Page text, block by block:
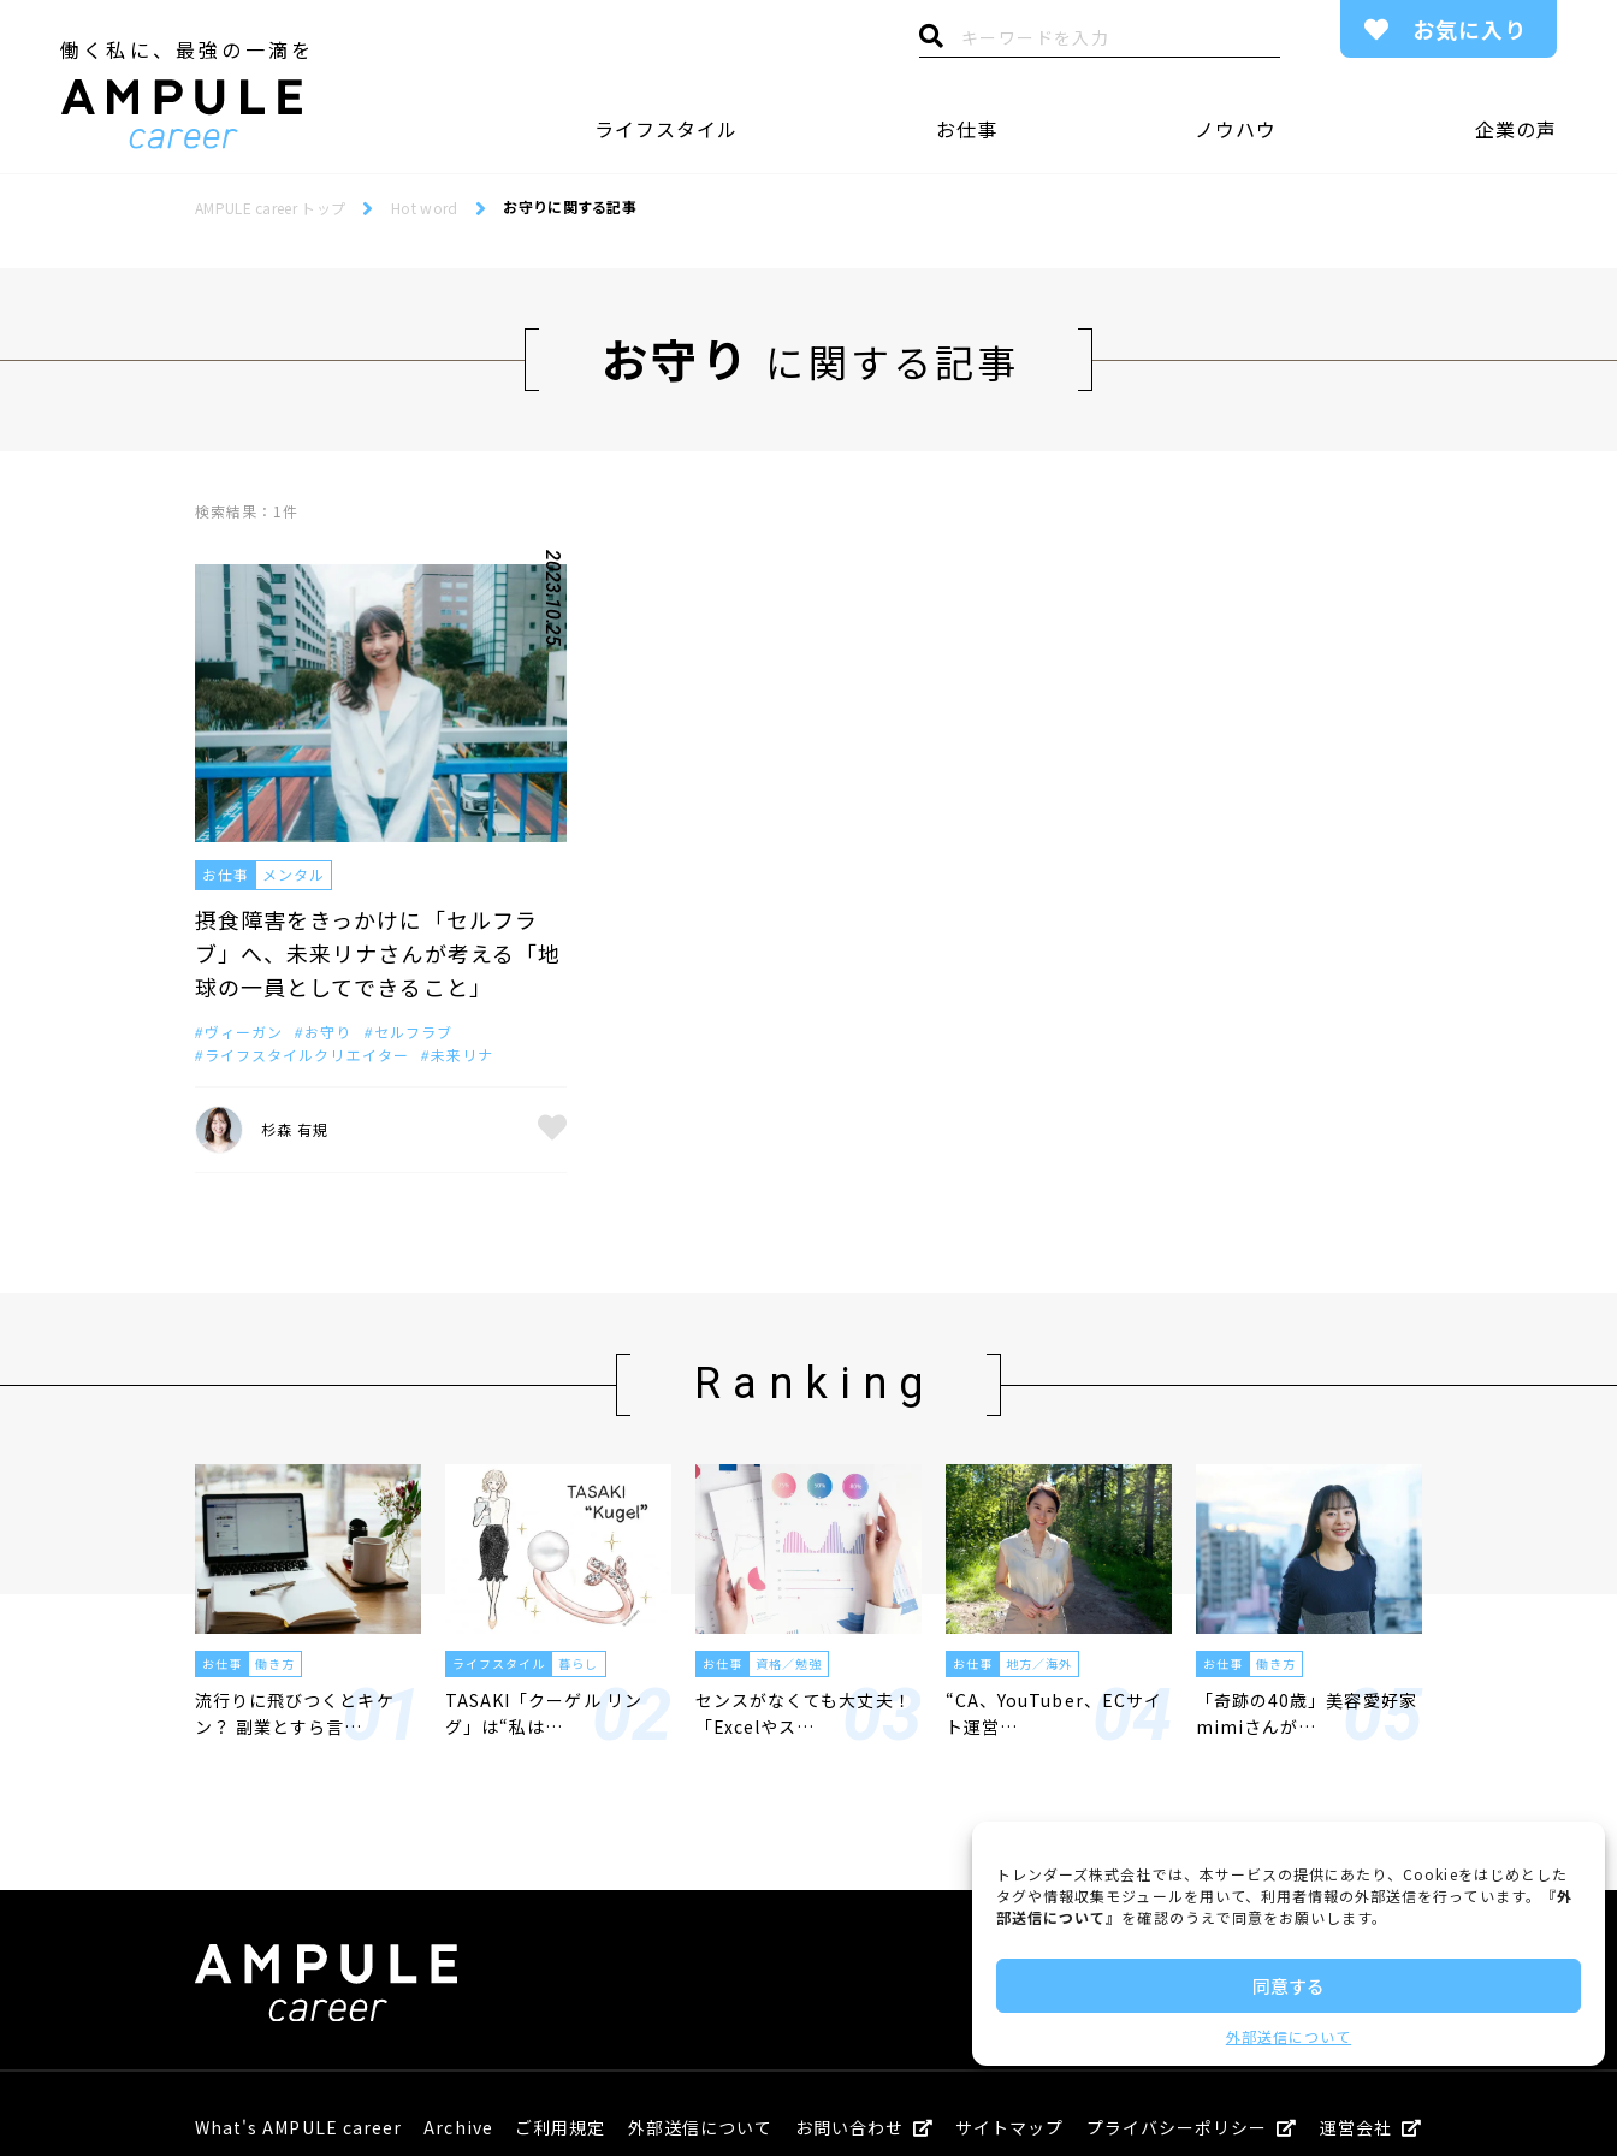
トレンダーズ株式会社では、本サービスの提供にあたり、Cookieをはじめとした
タグや情報収集モジュールを用いて、利用者情報の外部送信を行っています。『外
部送信について 』を確認のうえで同意をお願いします。
同意する
外部送信について
働く私に、最強の一滴を
ライフスタイル お仕事 ノウハウ 企業の声
お気に入り
AMPULE career トップ Hot word お守りに関する記事
お守り に関する記事
検索結果：1件
2023.10.25
お仕事 メンタル
摂食障害をきっかけに「セルフラ
ブ」へ、未来リナさんが考える「地
球の一員としてできること」
ヴィーガン お守り
セルフラブ
ライフスタイルクリエイター
未来リナ
杉森 有規
Ranking
お仕事 働き方
流行りに飛びつくとキケ
ン？ 副業とすら言…
ライフスタイル 暮らし
TASAKI「クーゲル リン
グ」は“私は…
お仕事 資格／勉強
センスがなくても大丈夫！
「Excelやス…
お仕事 地方／海外
“CA、YouTuber、ECサイ
ト運営…
お仕事 働き方
「奇跡の40歳」美容愛好家
mimiさんが…
What's AMPULE career Archive ご利用規定 外部送信について お問い合わせ サイトマップ プライバシーポリシー 運営会社